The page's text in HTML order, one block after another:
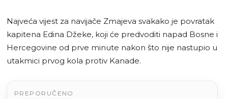
Najveća vijest za navijače Zmajeva svakako je povratak
kapitena Edina Džeke, koji će predvoditi napad Bosne i
Hercegovine od prve minute nakon što nije nastupio u
utakmici prvog kola protiv Kanade.
PREPORUČENO